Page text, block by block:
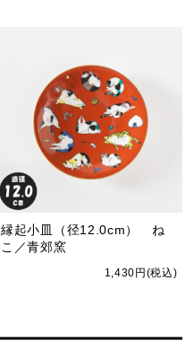
縁起小皿（径12.0cm） ね
こ／青郊窯
1,430円(税込)